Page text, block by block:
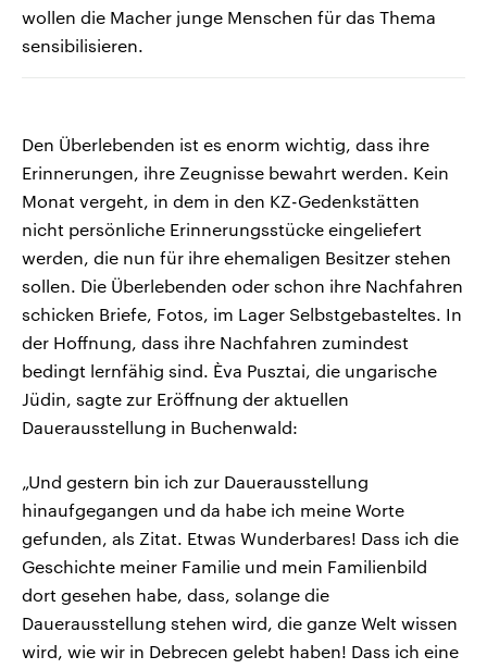
wollen die Macher junge Menschen für das Thema
sensibilisieren.
Den Überlebenden ist es enorm wichtig, dass ihre
Erinnerungen, ihre Zeugnisse bewahrt werden. Kein
Monat vergeht, in dem in den KZ-Gedenkstätten
nicht persönliche Erinnerungsstücke eingeliefert
werden, die nun für ihre ehemaligen Besitzer stehen
sollen. Die Überlebenden oder schon ihre Nachfahren
schicken Briefe, Fotos, im Lager Selbstgebasteltes. In
der Hoffnung, dass ihre Nachfahren zumindest
bedingt lernfähig sind. Èva Pusztai, die ungarische
Jüdin, sagte zur Eröffnung der aktuellen
Dauerausstellung in Buchenwald:
„Und gestern bin ich zur Dauerausstellung
hinaufgegangen und da habe ich meine Worte
gefunden, als Zitat. Etwas Wunderbares! Dass ich die
Geschichte meiner Familie und mein Familienbild
dort gesehen habe, dass, solange die
Dauerausstellung stehen wird, die ganze Welt wissen
wird, wie wir in Debrecen gelebt haben! Dass ich eine